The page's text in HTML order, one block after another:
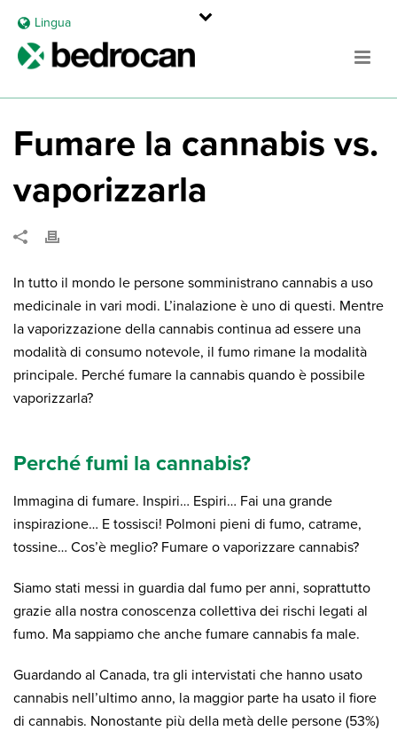
Lingua
Fumare la cannabis vs.
vaporizzarla
In tutto il mondo le persone somministrano cannabis a uso
medicinale in vari modi. L’inalazione è uno di questi. Mentre
la vaporizzazione della cannabis continua ad essere una
modalità di consumo notevole, il fumo rimane la modalità
principale. Perché fumare la cannabis quando è possibile
vaporizzarla?
Perché fumi la cannabis?
Immagina di fumare. Inspiri… Espiri… Fai una grande
inspirazione… E tossisci! Polmoni pieni di fumo, catrame,
tossine… Cos’è meglio? Fumare o vaporizzare cannabis?
Siamo stati messi in guardia dal fumo per anni, soprattutto
grazie alla nostra conoscenza collettiva dei rischi legati al
fumo. Ma sappiamo che anche fumare cannabis fa male.
Guardando al Canada, tra gli intervistati che hanno usato
cannabis nell’ultimo anno, la maggior parte ha usato il fiore
di cannabis. Nonostante più della metà delle persone (53%)